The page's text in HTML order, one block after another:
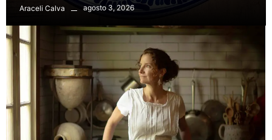
Araceli Calva agosto 3, 2026